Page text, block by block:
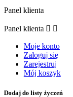
Panel klienta
Panel klienta  
Moje konto
Zaloguj się
Zarejestruj
Mój koszyk
Dodaj do listy życzeń